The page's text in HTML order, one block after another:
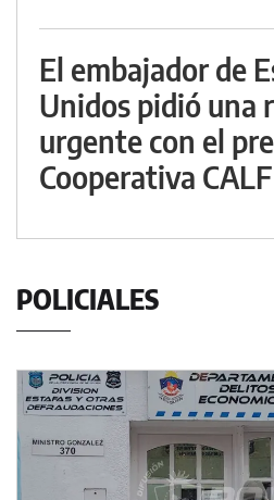
El embajador de
Unidos pidió una
urgente con el
Cooperativa CALF
POLICIALES